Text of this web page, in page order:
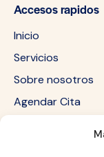
Accesos rapidos
Inicio
Servicios
Sobre nosotros
Agendar Cita